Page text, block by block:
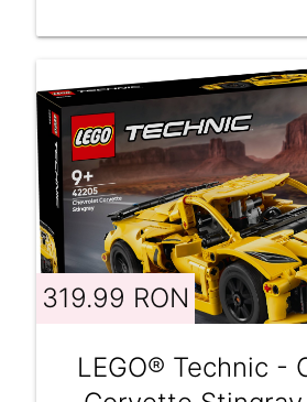
319.99 RON
LEGO® Technic -